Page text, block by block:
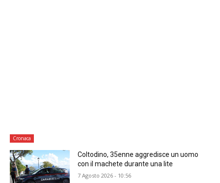
Cronaca
Coltodino, 35enne aggredisce un uomo
con il machete durante una lite
7 Agosto 2026 - 10:56